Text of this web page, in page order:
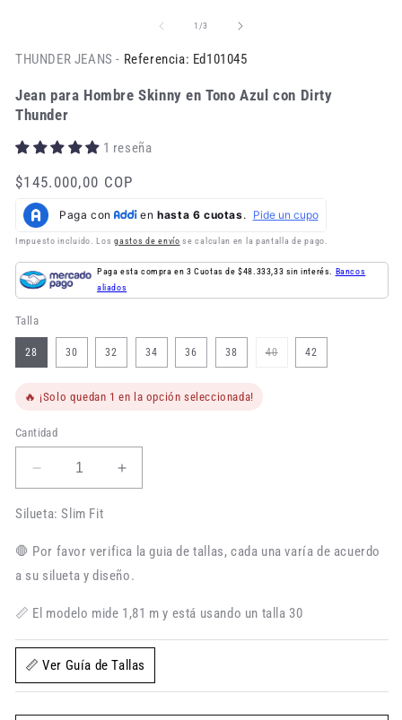
1 /de3
THUNDER JEANS - Referencia: Ed101045
Jean para Hombre Skinny en Tono Azul con Dirty
Thunder
1 reseña
Precio
habitual
$145.000,00 COP
Impuesto incluido. Losgastos de envío se calculan en la pantalla de pago.
Paga esta compra en 3 Cuotas de $48.333,33 sin interés. Bancos
aliados
Talla
28 30 32 34 36 38 40Variante
42
🔥 ¡Solo quedan 1 en la opción seleccionada!
Cantidad
Reducir
cantidad
para
para
Hombre
en
Azul
con
Dirty
Aumentar
cantidad
para
Hombre
en
Azul
con
Dirty
Silueta: Slim Fit
🛑 Por favor verifica la guia de tallas, cada una varía de acuerdo
a su silueta y diseño.
📏 El modelo mide 1,81 m y está usando un talla 30
📏 Ver Guía de Tallas